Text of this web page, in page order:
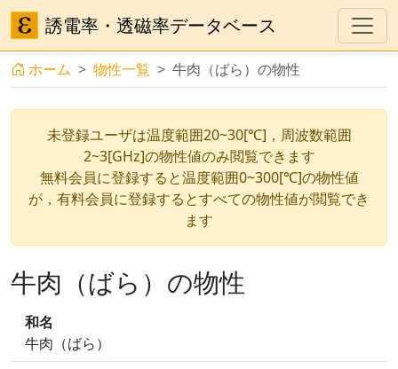
誘電率・透磁率データベース
ホーム 物性一覧 牛肉（ばら）の物性
未登録ユーザは温度範囲20~30[℃]，周波数範囲
2~3[GHz]の物性値のみ閲覧できます
無料会員に登録すると温度範囲0~300[℃]の物性値
が，有料会員に登録するとすべての物性値が閲覧でき
ます
牛肉（ばら）の物性
和名
牛肉（ばら）